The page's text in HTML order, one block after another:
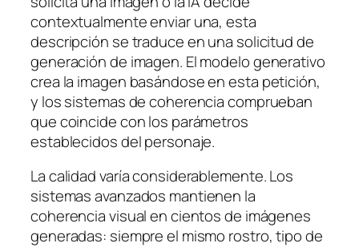
contextualmente enviar una, esta
descripción se traduce en una solicitud de
generación de imagen. El modelo generativo
crea la imagen basándose en esta petición,
y los sistemas de coherencia comprueban
que coincide con los parámetros
establecidos del personaje.
La calidad varía considerablemente. Los
sistemas avanzados mantienen la
coherencia visual en cientos de imágenes
generadas: siempre el mismo rostro, tipo de